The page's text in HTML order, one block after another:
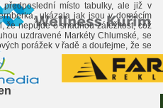
místo tabulky, ale již v
ukázala jak jsou v domácím
že nepůjde o snadnou záležitost, což
uzdravené Markéty Chlumské, se
porážek v řadě a doufejme, že se